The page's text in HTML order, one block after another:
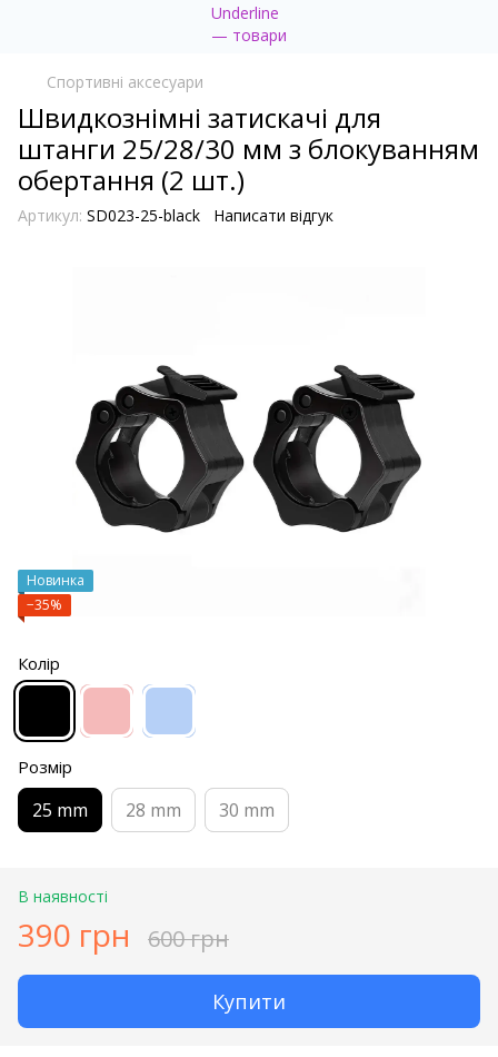
Спортивні аксесуари
Швидкознімні затискачі для
штанги 25/28/30 мм з блокуванням
обертання (2 шт.)
Артикул: SD023-25-black Написати відгук
Новинка
−35%
Колір
Розмір
25 mm 28 mm 30 mm
В наявності
390 грн 600 грн
Купити